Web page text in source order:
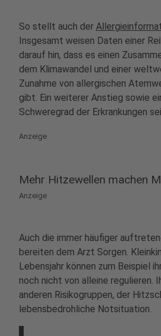
So stellt auch der
Insgesamt weisen Daten einer
darauf hin, dass es einen
dem Klimawandel und einer
Zunahme von allergischen
gibt. Ein weiterer Anstieg sowie
Schweregrad der Erkrankungen
Anzeige
Mehr Hitzewellen machen
Anzeige
Auch die immer häufiger
bereiten dem Arzt Sorgen.
Lebensjahr können zum Beispiel
noch nicht von alleine regulieren.
anderen Risikogruppen, der
lebensbedrohliche Notsituation.